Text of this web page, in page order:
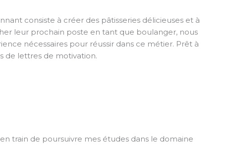
consiste à créer des pâtisseries délicieuses et à
leur prochain poste en tant que boulanger, nous
nécessaires pour réussir dans ce métier. Prêt à
de lettres de motivation.
train de poursuivre mes études dans le domaine